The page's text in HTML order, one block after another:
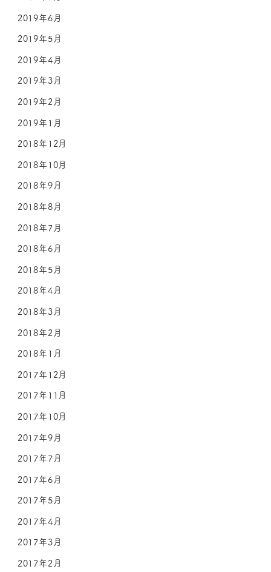
2019年6月
2019年5月
2019年4月
2019年3月
2019年2月
2019年1月
2018年12月
2018年10月
2018年9月
2018年8月
2018年7月
2018年6月
2018年5月
2018年4月
2018年3月
2018年2月
2018年1月
2017年12月
2017年11月
2017年10月
2017年9月
2017年7月
2017年6月
2017年5月
2017年4月
2017年3月
2017年2月